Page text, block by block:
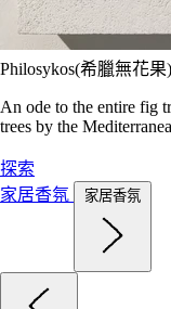
Philosykos(希臘無花果)
An ode to the entire fig
trees by the
探索
家居香氛
家居香氛